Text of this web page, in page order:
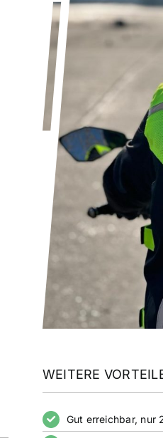
WEITERE
Gut erreichbar, nur